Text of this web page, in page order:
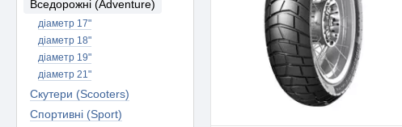
Вседорожні (Adventure)
діаметр 17"
діаметр 18"
діаметр 19"
діаметр 21"
Скутери (Scooters)
Спортивні (Sport)